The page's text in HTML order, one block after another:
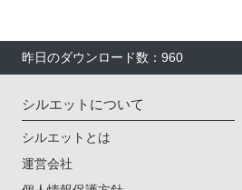
昨日のダウンロード数：960
シルエットについて
シルエットとは
運営会社